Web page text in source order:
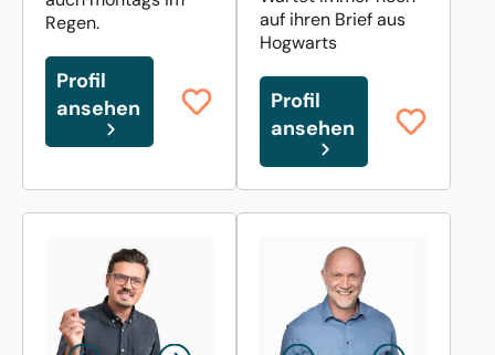
Regen.
Profil
ansehen
auf ihren Brief aus
Hogwarts
Profil
ansehen